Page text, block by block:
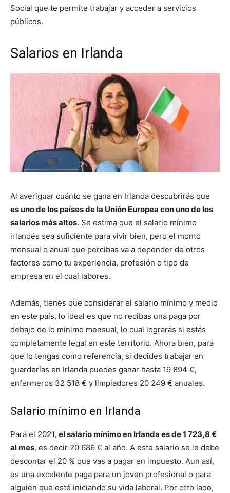
Social que te permite trabajar y acceder a servicios
públicos.
Salarios en Irlanda
Al averiguar cuánto se gana en Irlanda descubrirás que
es uno de los países de la Unión Europea con uno de los
salarios más altos. Se estima que el salario mínimo
irlandés sea suficiente para vivir bien, pero el monto
mensual o anual que percibas va a depender de otros
factores como tu experiencia, profesión o tipo de
empresa en el cual labores.
Además, tienes que considerar el salario mínimo y medio
en este país, lo ideal es que no recibas una paga por
debajo de lo mínimo mensual, lo cual lograrás si estás
completamente legal en este territorio. Ahora bien, para
que lo tengas como referencia, si decides trabajar en
guarderías en Irlanda puedes ganar hasta 19 894 €,
enfermeros 32 518 € y limpiadores 20 249 € anuales.
Salario mínimo en Irlanda
Para el 2021, el salario mínimo en Irlanda es de 1 723,8 €
al mes, es decir 20 686 € al año. A este salario se le debe
descontar el 20 % que vas a pagar en impuesto. Aun así,
es una excelente paga para un joven profesional o para
alguien que esté iniciando su vida laboral. Por otro lado,